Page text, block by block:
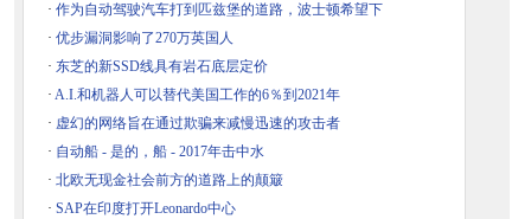
· 作为自动驾驶汽车打到匹兹堡的道路，波士顿希望下
· 优步漏洞影响了270万英国人
· 东芝的新SSD线具有岩石底层定价
· A.I.和机器人可以替代美国工作的6％到2021年
· 虚幻的网络旨在通过欺骗来减慢迅速的攻击者
· 自动船 - 是的，船 - 2017年击中水
· 北欧无现金社会前方的道路上的颠簸
· SAP在印度打开Leonardo中心